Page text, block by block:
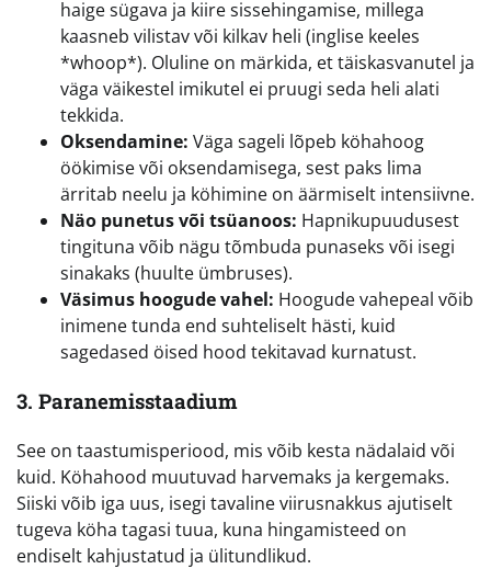
haige sügava ja kiire sissehingamise, millega
kaasneb vilistav või kilkav heli (inglise keeles
*whoop*). Oluline on märkida, et täiskasvanutel ja
väga väikestel imikutel ei pruugi seda heli alati
tekkida.
Oksendamine: Väga sageli lõpeb köhahoog
öökimise või oksendamisega, sest paks lima
ärritab neelu ja köhimine on äärmiselt intensiivne.
Näo punetus või tsüanoos: Hapnikupuudusest
tingituna võib nägu tõmbuda punaseks või isegi
sinakaks (huulte ümbruses).
Väsimus hoogude vahel: Hoogude vahepeal võib
inimene tunda end suhteliselt hästi, kuid
sagedased öised hood tekitavad kurnatust.
3. Paranemisstaadium
See on taastumisperiood, mis võib kesta nädalaid või
kuid. Köhahood muutuvad harvemaks ja kergemaks.
Siiski võib iga uus, isegi tavaline viirusnakkus ajutiselt
tugeva köha tagasi tuua, kuna hingamisteed on
endiselt kahjustatud ja ülitundlikud.